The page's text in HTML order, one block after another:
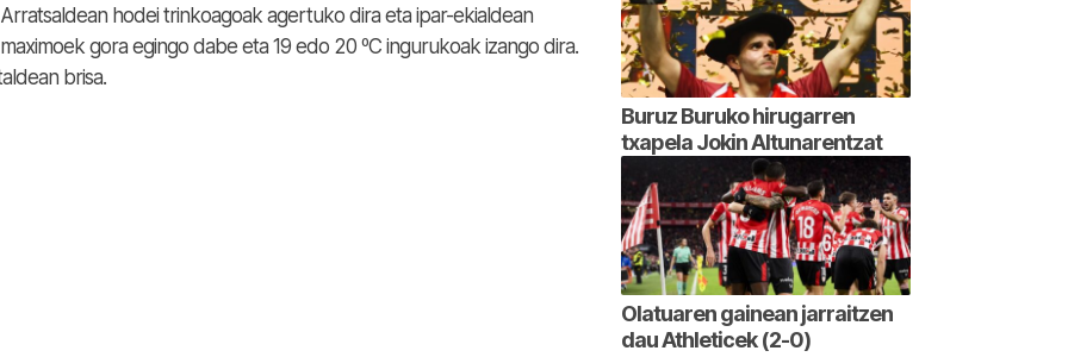
hodei trinkoagoak agertuko dira eta ipar-ekialdean
gora egingo dabe eta 19 edo 20 ºC ingurukoak izango dira.
brisa.
Buruz Buruko hirugarren
txapela Jokin Altunarentzat
Olatuaren gainean jarraitzen
dau Athleticek (2-0)